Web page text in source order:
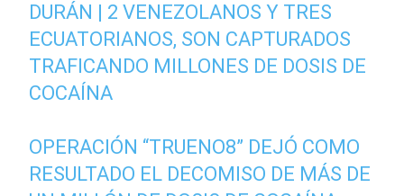
DURÁN | 2 VENEZOLANOS Y TRES
ECUATORIANOS, SON CAPTURADOS
TRAFICANDO MILLONES DE DOSIS DE
COCAÍNA
OPERACIÓN “TRUENO8” DEJÓ COMO
RESULTADO EL DECOMISO DE MÁS DE